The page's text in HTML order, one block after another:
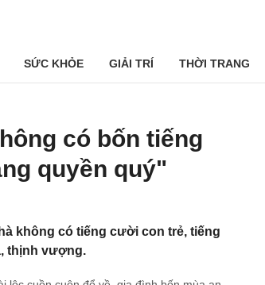
SỨC KHỎE GIẢI TRÍ THỜI TRANG
có bốn tiếng
quyền quý"
không có tiếng cười con trẻ, tiếng
thịnh vượng.